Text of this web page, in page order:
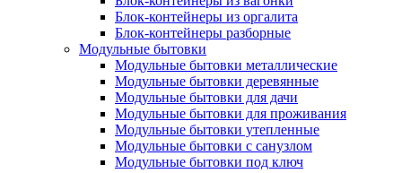
Блок-контейнеры из оргалита
Блок-контейнеры разборные
Модульные бытовки
Модульные бытовки металлические
Модульные бытовки деревянные
Модульные бытовки для дачи
Модульные бытовки для проживания
Модульные бытовки утепленные
Модульные бытовки с санузлом
Модульные бытовки под ключ